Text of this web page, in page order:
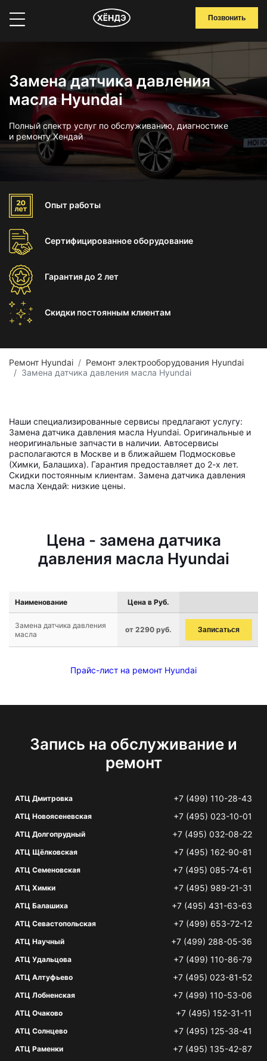
Позвонить
Замена датчика давления
масла Hyundai
Полный спектр услуг по обслуживанию, диагностике
и ремонту Хендай
Опыт работы
Сертифицированноеоборудование
Гарантиядо 2 лет
Скидки постоянным клиентам
Ремонт Hyundai
Ремонт электрооборудования Hyundai
Замена датчика давления масла Hyundai
Наши специализированные сервисы предлагают услугу:
Замена датчика давления масла Hyundai. Оригинальные и
неоригинальные запчасти в наличии. Автосервисы
располагаются в Москве и в ближайшем Подмосковье
(Химки, Балашиха). Гарантия предоставляет до 2-х лет.
Скидки постоянным клиентам. Замена датчика давления
масла Хендай: низкие цены.
Цена - замена датчика
давления масла Hyundai
Наименование Цена в Руб.
Замена датчика давления
масла
от 2290 руб. Записаться
Прайс-лист на ремонт Hyundai
Запись на обслуживание и
ремонт
АТЦ Дмитровка +7 (499) 110-28-43
АТЦ Новоясеневская +7 (495) 023-10-01
АТЦ Долгопрудный +7 (495) 032-08-22
АТЦ Щёлковская +7 (495) 162-90-81
АТЦ Семеновская +7 (495) 085-74-61
АТЦ Химки +7 (495) 989-21-31
АТЦ Балашиха +7 (495) 431-63-63
АТЦ Севастопольская +7 (499) 653-72-12
АТЦ Научный +7 (499) 288-05-36
АТЦ Удальцова +7 (499) 110-86-79
АТЦ Алтуфьево +7 (495) 023-81-52
АТЦ Лобненская +7 (499) 110-53-06
АТЦ Очаково +7 (495) 152-31-11
АТЦ Солнцево +7 (495) 125-38-41
АТЦ Раменки +7 (495) 135-42-87